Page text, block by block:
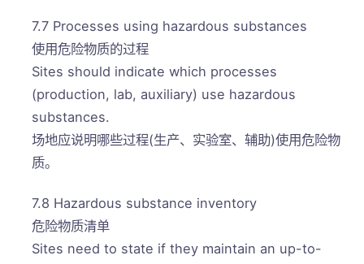
7.7 Processes using hazardous substances
使用危险物质的过程
Sites should indicate which processes
(production, lab, auxiliary) use hazardous
substances.
场地应说明哪些过程(生产、实验室、辅助)使用危险物
质。
7.8 Hazardous substance inventory
危险物质清单
Sites need to state if they maintain an up-to-